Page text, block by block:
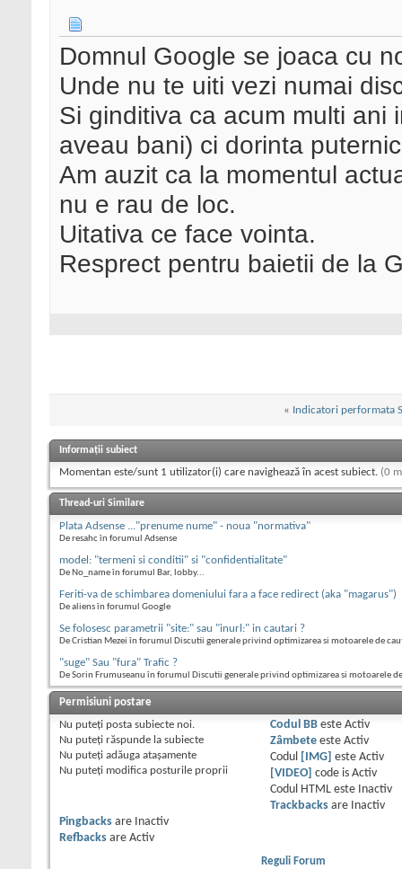
Domnul Google se joaca cu
Unde nu te uiti vezi numai
Si ginditiva ca acum multi ani
aveau bani) ci dorinta
Am auzit ca la momentul
nu e rau de loc.
Uitativa ce face vointa.
Resprect pentru baietii de la
« Indicatori performata
Informații subiect
Momentan este/sunt 1 utilizator(i) care navighează în acest subiect. (0
Thread-uri Similare
Plata Adsense ..."prenume nume" - noua "normativa"
De resahc în forumul Adsense
model: "termeni si conditii" si "confidentialitate"
De No_name în forumul Bar, lobby...
Feriti-va de schimbarea domeniului fara a face redirect (aka "magarus")
De aliens în forumul Google
Se folosesc parametrii "site:" sau "inurl:" in cautari ?
De Cristian Mezei în forumul Discutii generale privind optimizarea si motoarele de
"suge" Sau "fura" Trafic ?
De Sorin Frumuseanu în forumul Discutii generale privind optimizarea si motoarele
Permisiuni postare
Nu puteţi posta subiecte noi.
Nu puteţi răspunde la subiecte
Nu puteţi adăuga ataşamente
Nu puteţi modifica posturile proprii
Codul BBeste Activ
Zâmbeteeste Activ
Codul
[IMG] este Activ
[VIDEO] code is Activ
Codul HTML este
Inactiv
Trackbacksare
Inactiv
Pingbacks are
Inactiv
Refbacks are Activ
Reguli Forum